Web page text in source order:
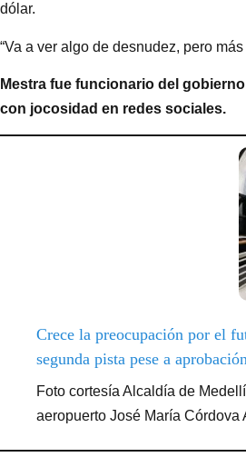
dólar.
“Va a ver algo de desnudez, pero
Mestra fue funcionario del
con jocosidad en redes sociales.
Crece la preocupación por el
segunda pista pese a
Foto cortesía Alcaldía de
aeropuerto José María